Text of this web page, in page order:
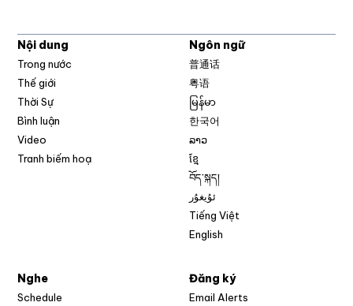
Nội dung
Trong nước
Thế giới
Thời Sự
Bình luận
Video
Tranh biếm hoạ
Ngôn ngữ
普通话
粤语
မြန်မာ
한국어
ລາວ
ខ្មែ
བོད་སྐད།
ئۇيغۇر
Tiếng Việt
English
Nghe
Schedule
Đăng ký
Email Alerts